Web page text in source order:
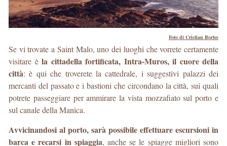
Foto di Cristian Bortes
Se vi trovate a Saint Malo, uno dei luoghi che vorrete certamente
visitare è la cittadella fortificata, Intra-Muros, il cuore della
città: è qui che troverete la cattedrale, i suggestivi palazzi dei
mercanti del passato e i bastioni che circondano la città, sui quali
potrete passeggiare per ammirare la vista mozzafiato sul porto e
sul canale della Manica.
Avvicinandosi al porto, sarà possibile effettuare escursioni in
barca e recarsi in spiaggia, anche se le spiagge migliori sono